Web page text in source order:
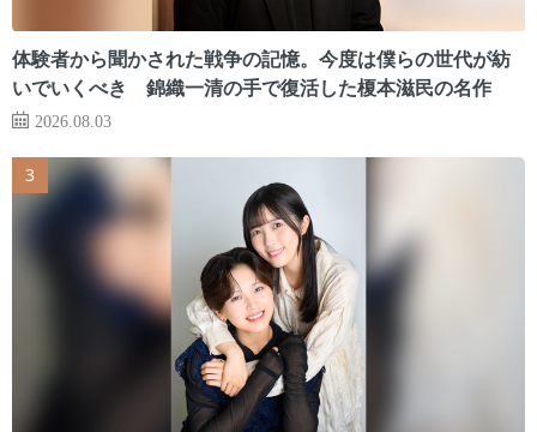
体験者から聞かされた戦争の記憶。今度は僕らの世代が紡
いでいくべき 錦織一清の手で復活した榎本滋民の名作
2026.08.03